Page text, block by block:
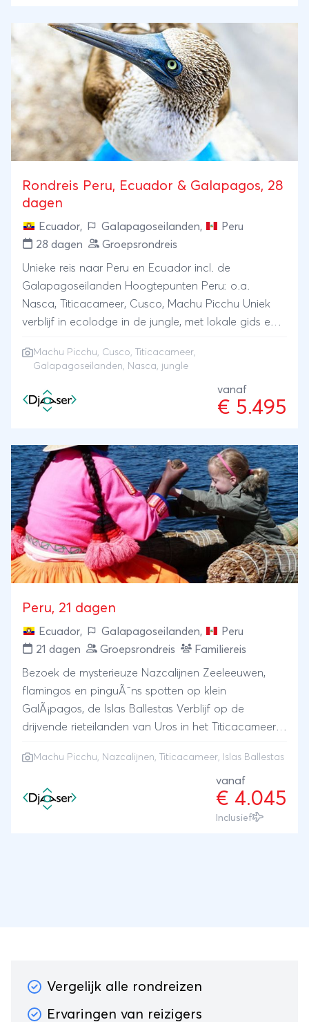
Rondreis Peru, Ecuador & Galapagos, 28
dagen
Ecuador, Galapagoseilanden,
Peru
28 dagen
Groepsrondreis
Unieke reis naar Peru en Ecuador incl. de
Galapagoseilanden Hoogtepunten Peru: o.a.
Nasca, Titicacameer, Cusco, Machu Picchu Uniek
verblijf in ecolodge in de jungle, met lokale gids en
Galapagoseilanden
Machu Picchu, Cusco, Titicacameer,
Galapagoseilanden, Nasca, jungle
vanaf
€ 5.495
Peru, 21 dagen
Ecuador, Galapagoseilanden,
Peru
21 dagen
Groepsrondreis Familiereis
Bezoek de mysterieuze Nazcalijnen Zeeleeuwen,
flamingos en pinguÃ¯ns spotten op klein
GalÃ¡pagos, de Islas Ballestas Verblijf op de
drijvende rieteilanden van Uros in het Titicacameer
Incasteden
Machu Picchu, Nazcalijnen, Titicacameer, Islas Ballestas
vanaf
€ 4.045
Inclusief
Vergelijk alle rondreizen
Ervaringen van reizigers